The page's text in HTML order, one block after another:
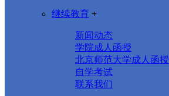
继续教育 +
新闻动态
学院成人函授
北京师范大学成人函授
自学考试
联系我们